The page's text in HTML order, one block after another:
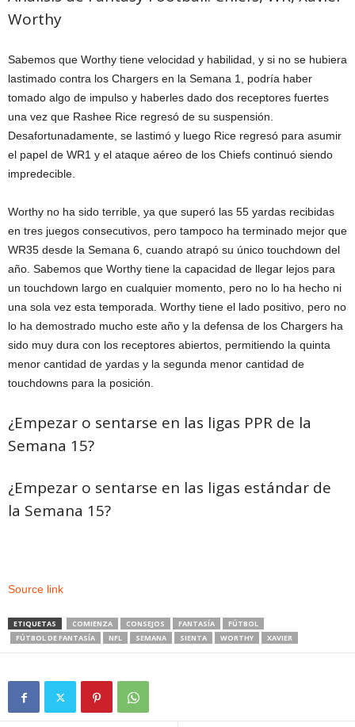
Worthy
Sabemos que Worthy tiene velocidad y habilidad, y si no se hubiera
lastimado contra los Chargers en la Semana 1, podría haber
tomado algo de impulso y haberles dado dos receptores fuertes
una vez que Rashee Rice regresó de su suspensión.
Desafortunadamente, se lastimó y luego Rice regresó para asumir
el papel de WR1 y el ataque aéreo de los Chiefs continuó siendo
impredecible.
Worthy no ha sido terrible, ya que superó las 55 yardas recibidas
en tres juegos consecutivos, pero tampoco ha terminado mejor que
WR35 desde la Semana 6, cuando atrapó su único touchdown del
año. Sabemos que Worthy tiene la capacidad de llegar lejos para
un touchdown largo en cualquier momento, pero no lo ha hecho ni
una sola vez esta temporada. Worthy tiene el lado positivo, pero no
lo ha demostrado mucho este año y la defensa de los Chargers ha
sido muy dura con los receptores abiertos, permitiendo la quinta
menor cantidad de yardas y la segunda menor cantidad de
touchdowns para la posición.
¿Empezar o sentarse en las ligas PPR de la
Semana 15?
¿Empezar o sentarse en las ligas estándar de
la Semana 15?
Source link
ETIQUETAS COMIENZA CONSEJOS FANTASÍA
FÚTBOL
FÚTBOL DE FANTASÍA
NFL SEMANA SIENTA WORTHY XAVIER